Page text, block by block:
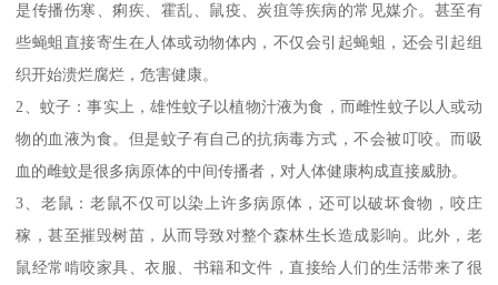
是传播伤寒、痢疾、霍乱、鼠疫、炭疽等疾病的常见媒介。甚至有
些蝇蛆直接寄生在人体或动物体内，不仅会引起蝇蛆，还会引起组
织开始溃烂腐烂，危害健康。
2、蚊子：事实上，雄性蚊子以植物汁液为食，而雌性蚊子以人或动
物的血液为食。但是蚊子有自己的抗病毒方式，不会被叮咬。而吸
血的雌蚊是很多病原体的中间传播者，对人体健康构成直接威胁。
3、老鼠：老鼠不仅可以染上许多病原体，还可以破坏食物，咬庄
稼，甚至摧毁树苗，从而导致对整个森林生长造成影响。此外，老
鼠经常啃咬家具、衣服、书籍和文件，直接给人们的生活带来了很